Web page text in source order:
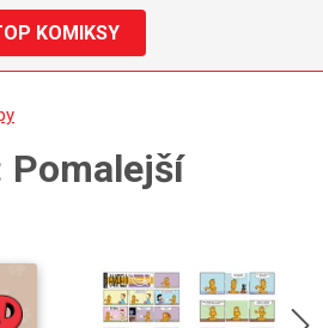
KOMIKSY
Pomalejší